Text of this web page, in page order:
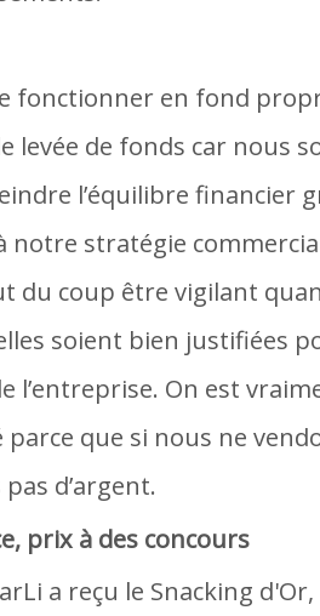
fonctionner en fond
levée de fonds car nous
l’équilibre financier
stratégie
du coup être vigilant
soient bien justifiées
l’entreprise. On est
que si nous ne
d’argent.
prix à des concours
a reçu le Snacking